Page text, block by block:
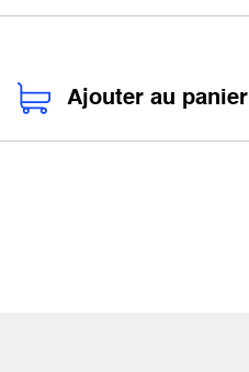
Ajouter au panier